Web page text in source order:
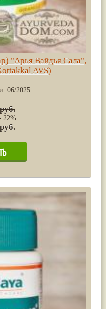
"Арья Вайдья Сала",
AVS)
06/2025
22%